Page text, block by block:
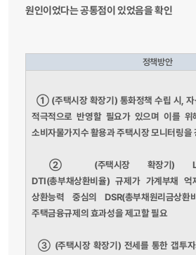
원인이었다는 공통점이 있었음을 확인
정책방안
① (주택시장 확장기) 통화정책 수립 시,
적극적으로 반영할 필요가 있으며 이를 위
소비자물가지수 활용과 주택시장 모니터링을
② (주택시장 확장기)
DTI(총부채상환비율) 규제가 가계부채
상환능력 중심의 DSR(총부채원리금상
주택금융규제의 효과성을 제고할 필요
③ (주택시장 확장기) 전세를 통한 갭투